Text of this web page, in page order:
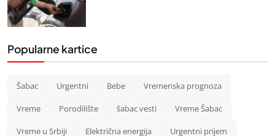
Popularne kartice
Šabac Urgentni Bebe Vremenska prognoza
Vreme Porodilište šabac vesti Vreme Šabac
Vreme u Srbiji Električna energija Urgentni prijem